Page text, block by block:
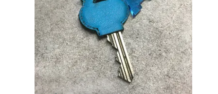
olika
alternativen
kan
väljas
på
produktsidan